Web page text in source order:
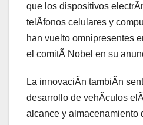
que los dispositivos
telÃfonos celulares y
han vuelto omnipresentes
el comitÃ Nobel en su
La innovaciÃn tambiÃn
desarrollo de vehÃculos
alcance y almacenamiento